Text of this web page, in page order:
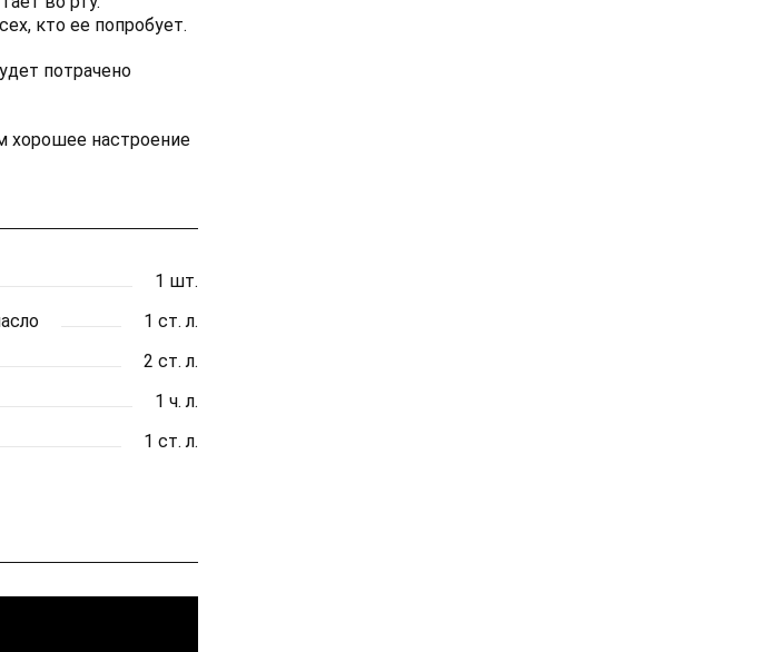
кто ее попробует.
потрачено
хорошее настроение
1 шт.
1 ст. л.
2 ст. л.
1 ч. л.
1 ст. л.